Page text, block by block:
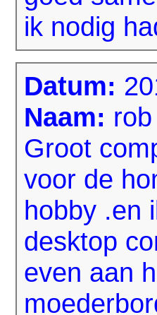
ik nodig
Datum:
Naam: rob
Groot
voor de
hobby .en
desktop
even aan